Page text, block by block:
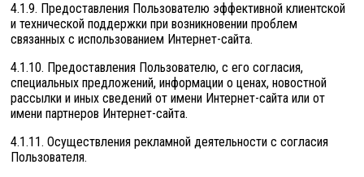
4.1.9. Предоставления Пользователю эффективной клиентской
и технической поддержки при возникновении проблем
связанных с использованием Интернет-сайта.
4.1.10. Предоставления Пользователю, с его согласия,
специальных предложений, информации о ценах, новостной
рассылки и иных сведений от имени Интернет-сайта или от
имени партнеров Интернет-сайта.
4.1.11. Осуществления рекламной деятельности с согласия
Пользователя.